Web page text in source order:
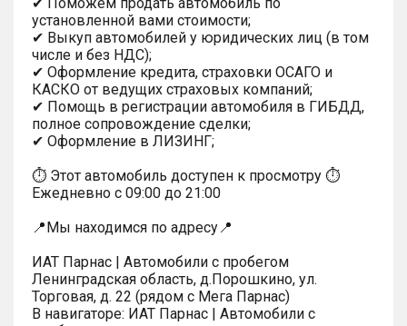
установленной вами стоимости;
✔ Выкуп автомобилей у юридических лиц (в том
числе и без НДС);
✔ Оформление кредита, страховки ОСАГО и
КАСКО от ведущих страховых компаний;
✔ Помощь в регистрации автомобиля в ГИБДД,
полное сопровождение сделки;
✔ Оформление в ЛИЗИНГ;
⏱ Этот автомобиль доступен к просмотру ⏱
Ежедневно с 09:00 до 21:00
📍Мы находимся по адресу📍
ИАТ Парнас | Автомобили с пробегом
Ленинградская область, д.Порошкино, ул.
Торговая, д. 22 (рядом с Мега Парнас)
В навигаторе: ИАТ Парнас | Автомобили с